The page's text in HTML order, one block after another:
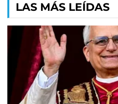
LAS MÁS LEÍDAS